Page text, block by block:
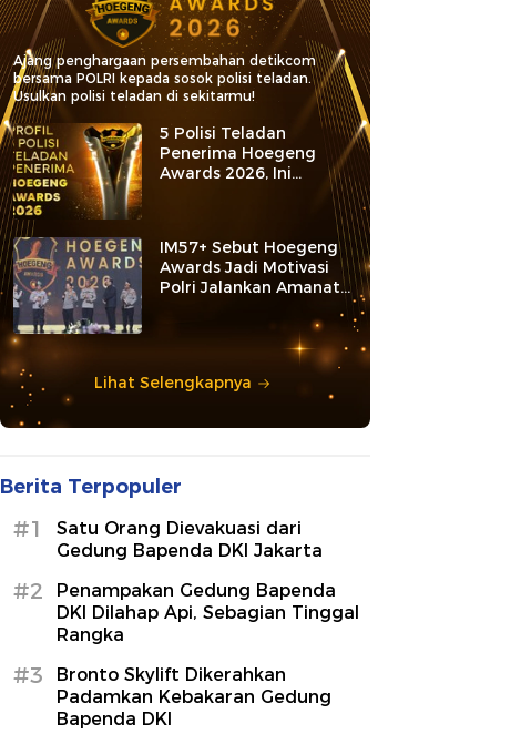
Ajang penghargaan persembahan detikcom
bersama POLRI kepada sosok polisi teladan.
Usulkan polisi teladan di sekitarmu!
5 Polisi Teladan
Penerima Hoegeng
Awards 2026, Ini
Kategori dan Kiprahnya
IM57+ Sebut Hoegeng
Awards Jadi Motivasi
Polri Jalankan Amanat
Lihat Selengkapnya
Berita Terpopuler
#1
Satu Orang Dievakuasi dari
Gedung Bapenda DKI Jakarta
#2
Penampakan Gedung Bapenda
DKI Dilahap Api, Sebagian Tinggal
Rangka
#3
Bronto Skylift Dikerahkan
Padamkan Kebakaran Gedung
Bapenda DKI